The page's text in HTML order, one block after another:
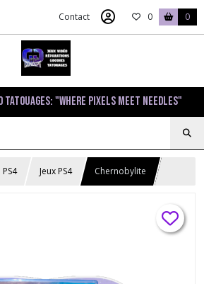
Contact 0 0
Tatouages: "Where pixels meet needles"
PS4 Jeux PS4 Chernobylite